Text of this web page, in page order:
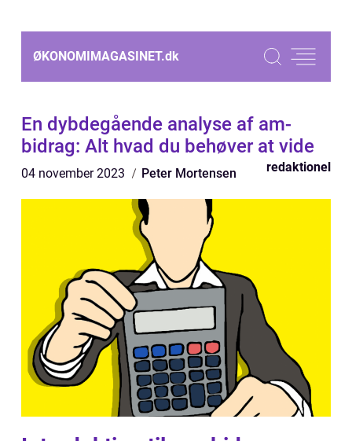
ØKONOMIMAGASINET.dk
En dybdegående analyse af am-
bidrag: Alt hvad du behøver at vide
04 november 2023 Peter Mortensen redaktionel